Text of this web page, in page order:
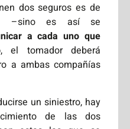
dos seguros es de
–sino es así se
a cada uno que
, el tomador deberá
a ambas compañías
un siniestro, hay
de las dos